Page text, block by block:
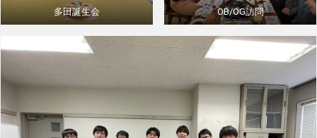
多田誕生会 OB/OG訪問